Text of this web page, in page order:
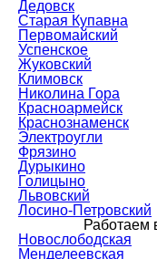
Дедовск
Старая Купавна
Первомайский
Успенское
Жуковский
Климовск
Николина Гора
Красноармейск
Краснознаменск
Электроугли
Фрязино
Дурыкино
Голицыно
Львовский
Лосино-Петровский
Работаем
Новослободская
Менделеевская